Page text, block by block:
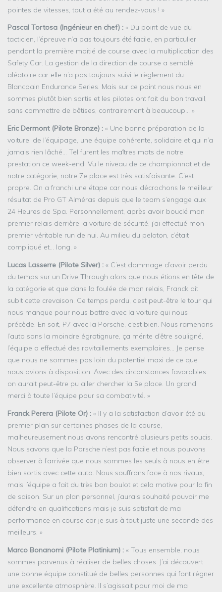
pointes de vitesses, tout a été au rendez-vous ! »
Pascal Tortosa (Ingénieur en chef) : « Du point de vue du
tacticien, l’épreuve n’a pas toujours été facile, en particulier
pendant la première moitié de course avec la multiplication des
Safety Car. La gestion de la direction de course a semblé
aléatoire car elle n’a pas toujours suivi le règlement du
Blancpain Endurance Series. Mais sur ce point nous nous en
sommes plutôt bien sortis et les pilotes ont fait du bon travail,
sans commettre de bêtises, contrairement à beaucoup… »
Eric Dermont (Pilote Bronze) : « Une bonne préparation de la
voiture, de l’équipage, une équipe cohérente, solidaire et qui n’a
jamais rien lâché… Tel furent les maîtres mots de notre
prestation ce week-end. Vu le niveau de ce championnat et de
notre catégorie, notre 7e place est très satisfaisante. C’est
propre. On a franchi une étape car nous décrochons le meilleur
résultat de Pro GT Alméras depuis que le team s’engage aux
24 Heures de Spa. Personnellement, après avoir bouclé mon
premier relais derrière la voiture de sécurité, j’ai effectué mon
premier véritable run de nui. Au milieu du peloton, c’était
compliqué et… long. »
Lucas Lasserre (Pilote Silver) : « C’est dommage d’avoir perdu
du temps sur un Drive Through alors que nous étions en tête de
la catégorie et que dans la foulée de mon relais, Franck ait
subit cette crevaison. Ce temps perdu, c’est peut-être le tour qui
nous manque pour nous battre avec la voiture qui nous
précède. En soit, P7 avec la Porsche, c’est bien. Nous ramenons
l’auto sans la moindre égratignure, ça mérite d’être souligné,
l’équipe a effectué des ravitaillements exemplaires… Je pense
que nous ne sommes pas loin du potentiel maxi de ce que
nous avions à disposition. Avec des circonstances favorables
on aurait peut-être pu aller chercher la 5e place. Un grand
merci à toute l’équipe pour sa combativité. »
Franck Perera (Pilote Or) : « Il y a la satisfaction d’avoir été au
premier plan sur certaines phases de la course,
malheureusement nous avons rencontré plusieurs petits soucis.
Nous savons que la Porsche n’est pas facile et nous pouvons
observer à l’arrivée que nous sommes les seuls à nous en être
bien sortis avec cette auto. Nous souffrons face à nos rivaux,
mais l’équipe a fait du très bon boulot et cela motive pour la fin
de saison. Sur un plan personnel, j’aurais souhaité pouvoir me
défendre en qualifications mais je suis satisfait de ma
performance en course car je suis à tout juste une seconde des
meilleurs. »
Marco Bonanomi (Pilote Platinium) : « Tous ensemble, nous
sommes parvenus à réaliser de belles choses. J’ai découvert
une bonne équipe constitué de belles personnes qui font régner
une excellente atmosphère. Il s’agissait pour moi de ma